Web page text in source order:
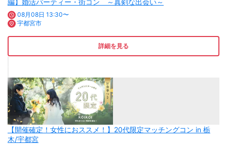
編】婚活パーティー・街コン ～真剣な出会い～
08月08日 13:30〜
宇都宮市
詳細を見る
【開催確定！女性におススメ！】20代限定マッチングコン in 栃
木/宇都宮